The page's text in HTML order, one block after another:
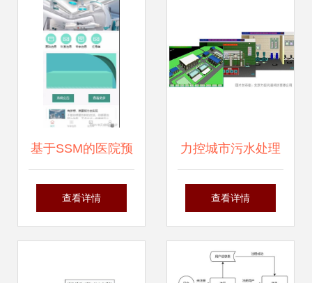
机毕业设计源码
07052解析
基于SSM的医院预
约挂号服务系统设
查看详情
力控城市污水处理
厂SCADA监控系统
控系统服务详解
查看详情